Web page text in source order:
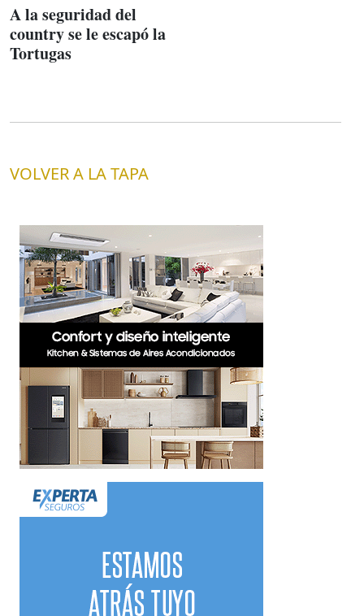
A la seguridad del
country se le escapó la
Tortugas
VOLVER A LA TAPA